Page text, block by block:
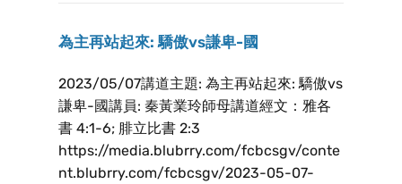
為主再站起來: 驕傲vs謙卑-國
2023/05/07講道主題: 為主再站起來: 驕傲vs
謙卑-國講員: 秦黃業玲師母講道經文：雅各
書 4:1-6; 腓立比書 2:3
https://media.blubrry.com/fcbcsgv/conte
nt.blubrry.com/fcbcsgv/2023-05-07-